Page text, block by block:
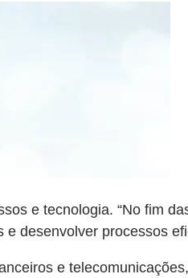
e tecnologia. “No fim
desenvolver processos
e